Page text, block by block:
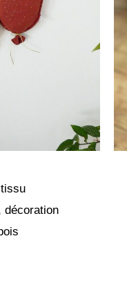
décoration
Plage